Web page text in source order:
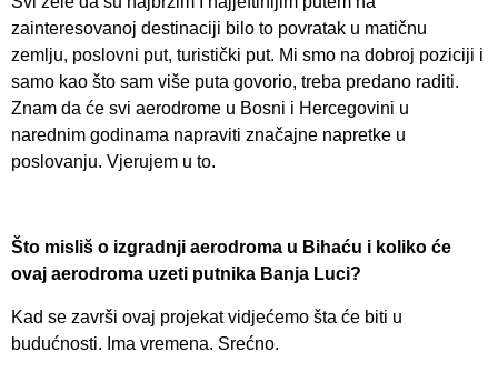
zainteresovanoj destinaciji bilo to povratak u matičnu
zemlju, poslovni put, turistički put. Mi smo na dobroj poziciji i
samo kao što sam više puta govorio, treba predano raditi.
Znam da će svi aerodrome u Bosni i Hercegovini u
narednim godinama napraviti značajne napretke u
poslovanju. Vjerujem u to.
Što misliš o izgradnji aerodroma u Bihaću i koliko će
ovaj aerodroma uzeti putnika Banja Luci?
Kad se završi ovaj projekat vidjećemo šta će biti u
budućnosti. Ima vremena. Srećno.